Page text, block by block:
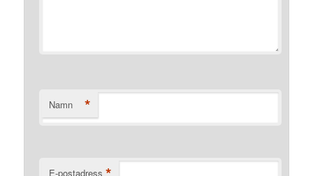
Namn *
E-postadress